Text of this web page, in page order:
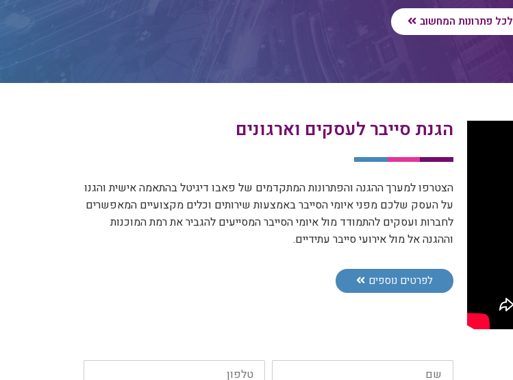
לכל פתרונות המחשוב
הגנת סייבר לעסקים וארגונים
הצטרפו למערך ההגנה והפתרונות המתקדמים של פאבו דיגיטל בהתאמה אישית והגנו
על העסק שלכם מפני איומי הסייבר באמצעות שירותים וכלים מקצועיים המאפשרים
לחברות ועסקים להתמודד מול איומי הסייבר המסייעים להגביר את רמת המוכנות
וההגנה אל מול אירועי סייבר עתידיים.
לפרטים נוספים
שם
מלא:
טלפון: